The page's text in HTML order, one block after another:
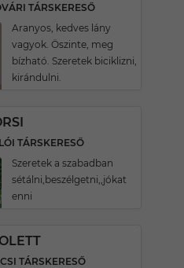
TÁRSKERESŐ
Aranyos, kedves lány
vagyok. Öszinte, meg
bízható. Szeretek biciklizni,
kirándulni.
TÁRSKERESŐ
Szeretek a szabadban
sétálni,beszélgetni,,jókat
enni
TÁRSKERESŐ